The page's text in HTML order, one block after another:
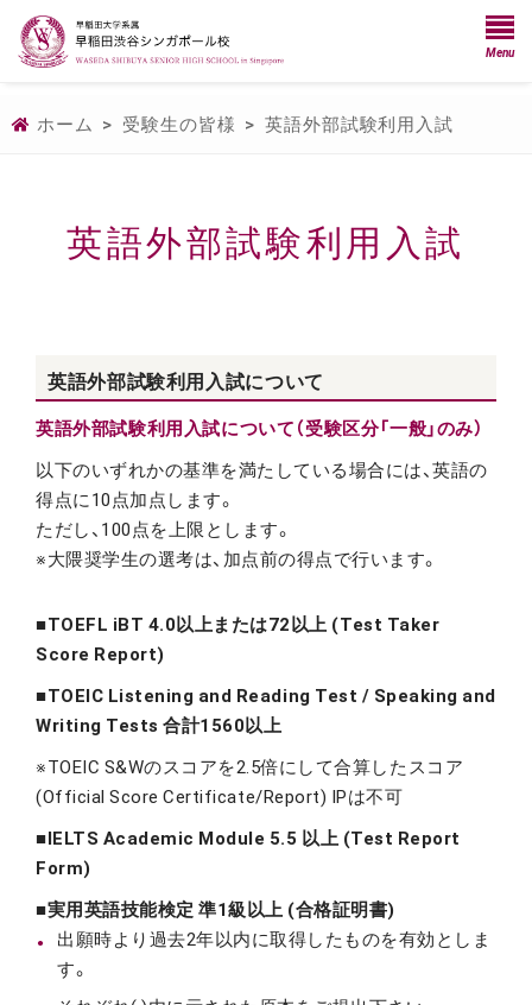
Menu
ホーム > 受験生の皆様 >英語外部試験利用入試
英語外部試験利用入試
英語外部試験利用入試について
英語外部試験利用入試について（受験区分「一般」のみ）
以下のいずれかの基準を満たしている場合には、英語の
得点に10点加点します。
ただし、100点を上限とします。
※大隈奨学生の選考は、加点前の得点で行います。
■TOEFL iBT 4.0以上または72以上 (Test Taker
Score Report)
■TOEIC Listening and Reading Test / Speaking and
Writing Tests 合計1560以上
※TOEIC S&Wのスコアを2.5倍にして合算したスコア
(Official Score Certificate/Report) IPは不可
■IELTS Academic Module 5.5 以上 (Test Report
Form)
■実用英語技能検定 準1級以上 (合格証明書)
出願時より過去2年以内に取得したものを有効としま
す。